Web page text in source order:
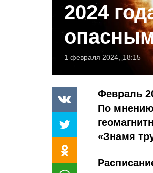
2024
1 февраля 2024, 18:15
Февраль
По мнению
«Знамя